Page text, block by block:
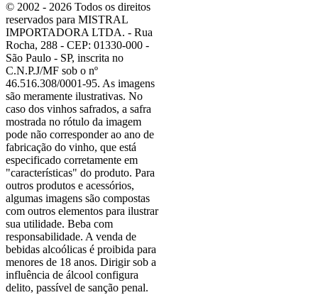
© 2002 - 2026 Todos os direitos
reservados para MISTRAL
IMPORTADORA LTDA. - Rua
Rocha, 288 - CEP: 01330-000 -
São Paulo - SP, inscrita no
C.N.P.J/MF sob o nº
46.516.308/0001-95. As imagens
são meramente ilustrativas. No
caso dos vinhos safrados, a safra
mostrada no rótulo da imagem
pode não corresponder ao ano de
fabricação do vinho, que está
especificado corretamente em
"características" do produto. Para
outros produtos e acessórios,
algumas imagens são compostas
com outros elementos para ilustrar
sua utilidade. Beba com
responsabilidade. A venda de
bebidas alcoólicas é proibida para
menores de 18 anos. Dirigir sob a
influência de álcool configura
delito, passível de sanção penal.